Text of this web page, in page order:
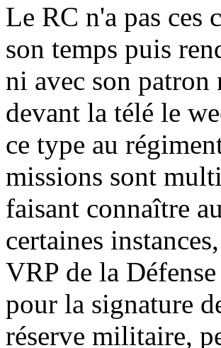
Le RC n'a pas
son temps puis
ni avec son patron
devant la télé le
ce type au
missions sont
faisant connaître
certaines
VRP de la
pour la signature
réserve militaire,